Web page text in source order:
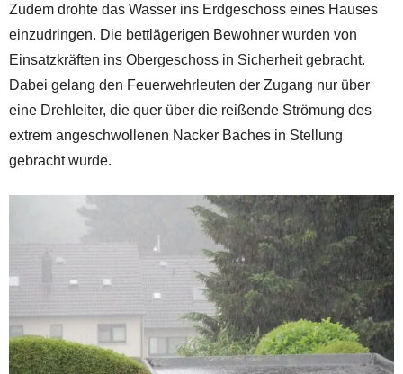
Zudem drohte das Wasser ins Erdgeschoss eines Hauses
einzudringen. Die bettlägerigen Bewohner wurden von
Einsatzkräften ins Obergeschoss in Sicherheit gebracht.
Dabei gelang den Feuerwehrleuten der Zugang nur über
eine Drehleiter, die quer über die reißende Strömung des
extrem angeschwollenen Nacker Baches in Stellung
gebracht wurde.